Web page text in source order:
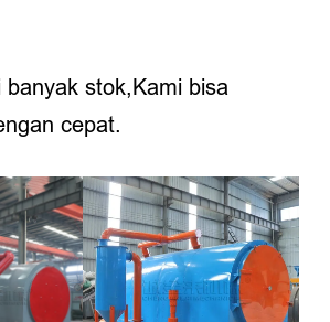
banyak stok,Kami bisa
cepat.